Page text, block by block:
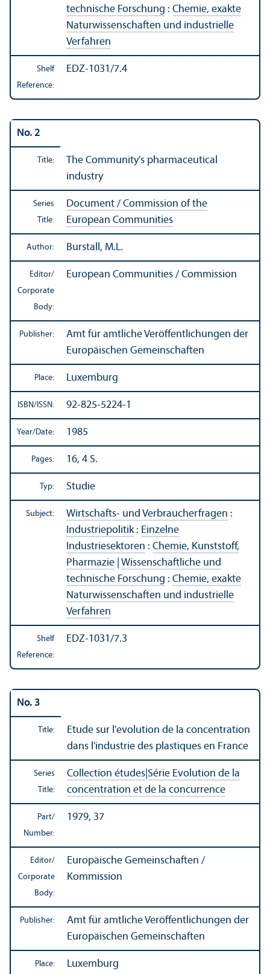
technische Forschung : Chemie, exakte
Naturwissenschaften und industrielle
Verfahren
Shelf
Reference:
EDZ-1031/7.4
No. 2
Title:
The Community's pharmaceutical
industry
Series
Title:
Document / Commission of the
European Communities
Author: Burstall, M.L.
Editor/
Corporate
Body:
European Communities / Commission
Publisher:
Amt für amtliche Veröffentlichungen der
Europäischen Gemeinschaften
Place: Luxemburg
ISBN/ISSN: 92-825-5224-1
Year/Date: 1985
Pages: 16, 4 S.
Typ: Studie
Subject: Wirtschafts- und Verbraucherfragen :
Industriepolitik: Einzelne
Industriesektoren : Chemie, Kunststoff,
Pharmazie Wissenschaftliche und
technische Forschung : Chemie, exakte
Naturwissenschaften und industrielle
Verfahren
Shelf
Reference:
EDZ-1031/7.3
No. 3
Title:
Etude sur l'evolution de la concentration
dans l'industrie des plastiques en France
Series
Title:
Collection études Série Evolution de la
concentration et de la concurrence
Part/
Number:
1979, 37
Editor/
Corporate
Body:
Europäische Gemeinschaften /
Kommission
Publisher:
Amt für amtliche Veröffentlichungen der
Europäischen Gemeinschaften
Place: Luxemburg